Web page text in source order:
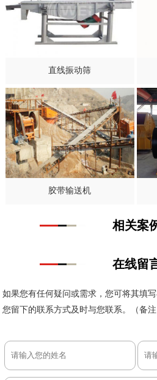
直线振动筛
胶带输送机
相关案
在线留
如果您有任何疑问或需求，您可将其填
您留下的联系方式及时与您联系。（备